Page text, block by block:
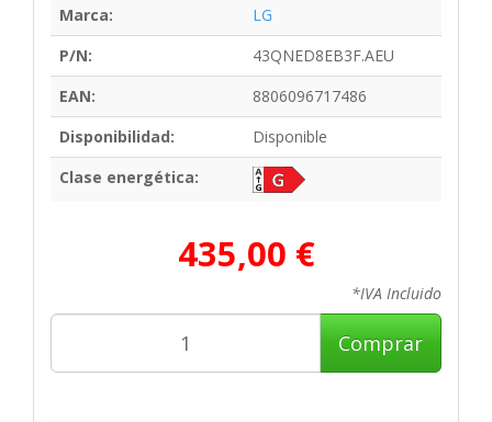
Marca:
LG
P/N:
43QNED8EB3F.AEU
EAN:
8806096717486
Disponibilidad:
Disponible
Clase energética:
435,00 €
*IVA Incluido
Comprar